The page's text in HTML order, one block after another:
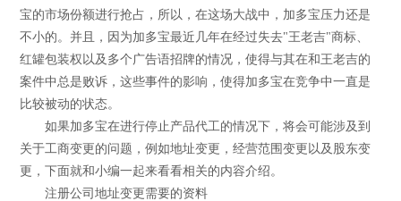
宝的市场份额进行抢占，所以，在这场大战中，加多宝压力还是
不小的。并且，因为加多宝最近几年在经过失去"王老吉"商标、
红罐包装权以及多个广告语招牌的情况，使得与其在和王老吉的
案件中总是败诉，这些事件的影响，使得加多宝在竞争中一直是
比较被动的状态。
如果加多宝在进行停止产品代工的情况下，将会可能涉及到
关于工商变更的问题，例如地址变更，经营范围变更以及股东变
更，下面就和小编一起来看看相关的内容介绍。
注册公司地址变更需要的资料